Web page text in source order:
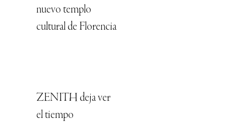
nuevo templo
cultural de Florencia
ZENITH deja ver
el tiempo